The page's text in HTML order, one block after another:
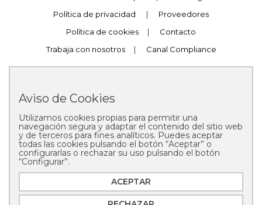
Política de privacidad
|
Proveedores
Política de cookies
|
Contacto
Trabaja con nosotros
| Canal Compliance
Copyright © 2025 Pastelería Mallorca
Aviso de Cookies
Utilizamos cookies propias para permitir una
navegación segura y adaptar el contenido del sitio web
y de terceros para fines analíticos. Puedes aceptar
todas las cookies pulsando el botón “Aceptar” o
configurarlas o rechazar su uso pulsando el botón
“Configurar”.
ACEPTAR